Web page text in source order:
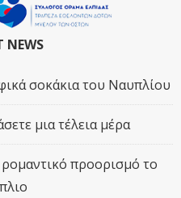
NEWS
σοκάκια του Ναυπλίου
μια τέλεια μέρα
προορισμό το